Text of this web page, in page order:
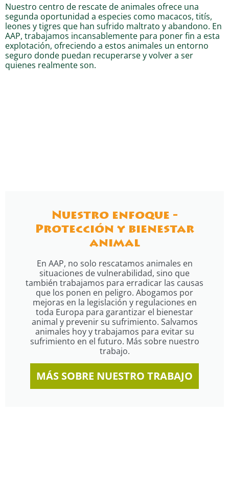
Nuestro centro de rescate de animales ofrece una
segunda oportunidad a especies como macacos, titís,
leones y tigres que han sufrido maltrato y abandono. En
AAP, trabajamos incansablemente para poner fin a esta
explotación, ofreciendo a estos animales un entorno
seguro donde puedan recuperarse y volver a ser
quienes realmente son.
Nuestro enfoque -
Protección y bienestar
animal
En AAP, no solo rescatamos animales en
situaciones de vulnerabilidad, sino que
también trabajamos para erradicar las causas
que los ponen en peligro. Abogamos por
mejoras en la legislación y regulaciones en
toda Europa para garantizar el bienestar
animal y prevenir su sufrimiento. Salvamos
animales hoy y trabajamos para evitar su
sufrimiento en el futuro. Más sobre nuestro
trabajo.
MÁS SOBRE NUESTRO TRABAJO